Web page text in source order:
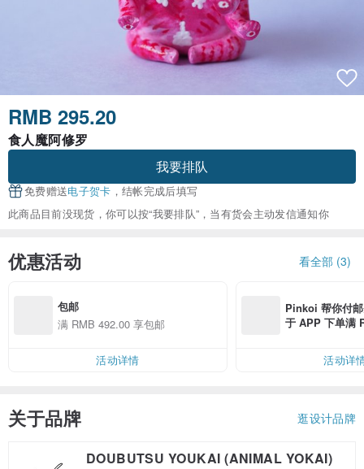
RMB 295.20
食人魔阿修罗
我要排队
免费赠送电子贺卡 ，结帐完成后填写
此商品目前没现货，你可以按“我要排队”，当有货会主动发信通知你
优惠活动 看全部 (3)
包邮
满 RMB 492.00 享包邮
活动详情
Pinkoi 帮你付
于 APP 下单满
活动详
关于品牌 逛设计品牌
DOUBUTSU YOUKAI (ANIMAL YOKAI)